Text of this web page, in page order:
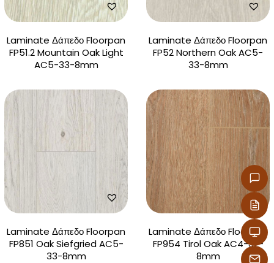
Laminate Δάπεδο Floorpan
FP51.2 Mountain Oak Light
AC5-33-8mm
Laminate Δάπεδο Floorpan
FP52 Northern Oak AC5-
33-8mm
Laminate Δάπεδο Floorpan
FP851 Oak Siefgried AC5-
33-8mm
Laminate Δάπεδο Floorpan
FP954 Tirol Oak AC4-32-
8mm